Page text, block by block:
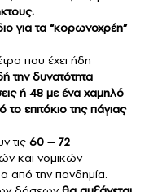
για τα “κορωνοχρέη”
που έχει ήδη
την δυνατότητα
ή 48 με ένα χαμηλό
το επιτόκιο της πάγιας
τις60 – 72
και νομικών
από την πανδημία.